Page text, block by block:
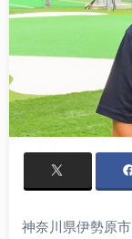
神奈川県伊勢原